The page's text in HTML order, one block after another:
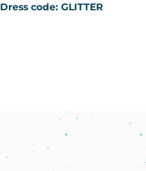
Dress code: GLITTER